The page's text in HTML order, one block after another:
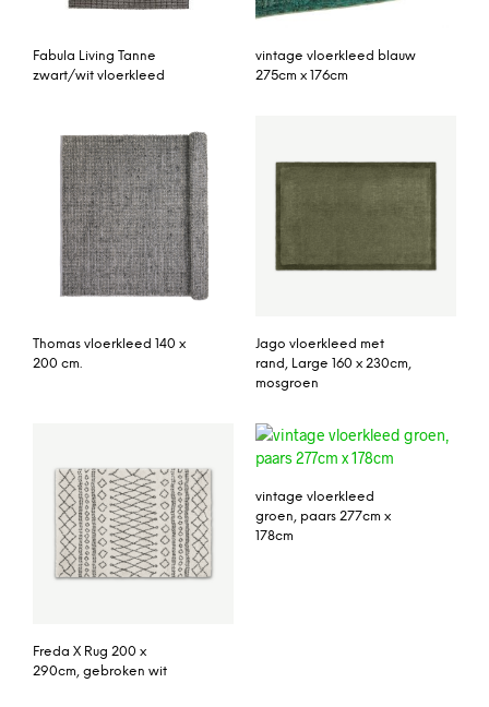
Fabula Living Tanne
zwart/wit vloerkleed
vintage vloerkleed blauw
275cm x 176cm
Thomas vloerkleed 140 x
200 cm.
Jago vloerkleed met
rand, Large 160 x 230cm,
mosgroen
Freda X Rug 200 x
290cm, gebroken wit
vintage vloerkleed
groen, paars 277cm x
178cm